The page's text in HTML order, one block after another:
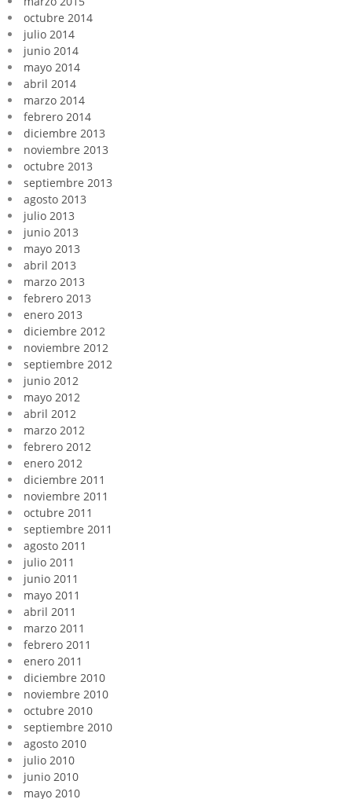
octubre 2014
julio 2014
junio 2014
mayo 2014
abril 2014
marzo 2014
febrero 2014
diciembre 2013
noviembre 2013
octubre 2013
septiembre 2013
agosto 2013
julio 2013
junio 2013
mayo 2013
abril 2013
marzo 2013
febrero 2013
enero 2013
diciembre 2012
noviembre 2012
septiembre 2012
junio 2012
mayo 2012
abril 2012
marzo 2012
febrero 2012
enero 2012
diciembre 2011
noviembre 2011
octubre 2011
septiembre 2011
agosto 2011
julio 2011
junio 2011
mayo 2011
abril 2011
marzo 2011
febrero 2011
enero 2011
diciembre 2010
noviembre 2010
octubre 2010
septiembre 2010
agosto 2010
julio 2010
junio 2010
mayo 2010